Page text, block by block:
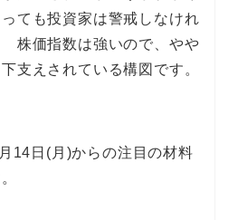
ても投資家は警戒しなけれ
株価指数は強いので、やや
支えされている構図です。
14日(月)からの注目の材料